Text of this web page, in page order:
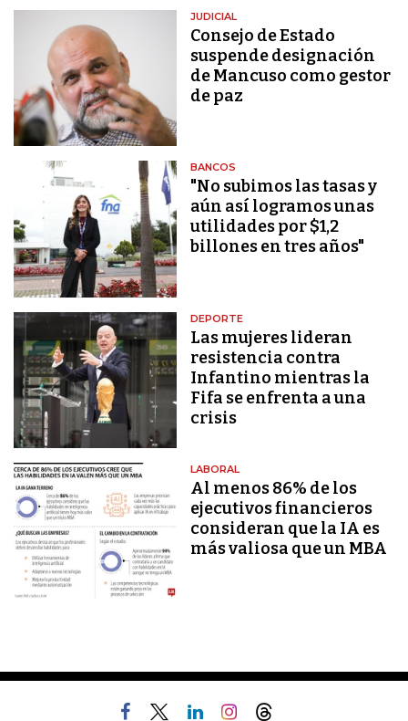
JUDICIAL
Consejo de Estado
suspende designación
de Mancuso como gestor
de paz
BANCOS
"No subimos las tasas y
aún así logramos unas
utilidades por $1,2
billones en tres años"
DEPORTE
Las mujeres lideran
resistencia contra
Infantino mientras la
Fifa se enfrenta a una
crisis
LABORAL
Al menos 86% de los
ejecutivos financieros
consideran que la IA es
más valiosa que un MBA